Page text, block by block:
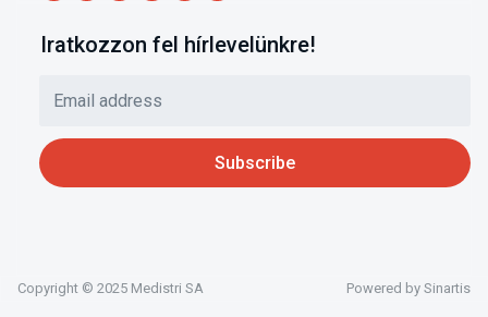
Iratkozzon fel hírlevelünkre!
Copyright © 2025 Medistri SA Powered by Sinartis